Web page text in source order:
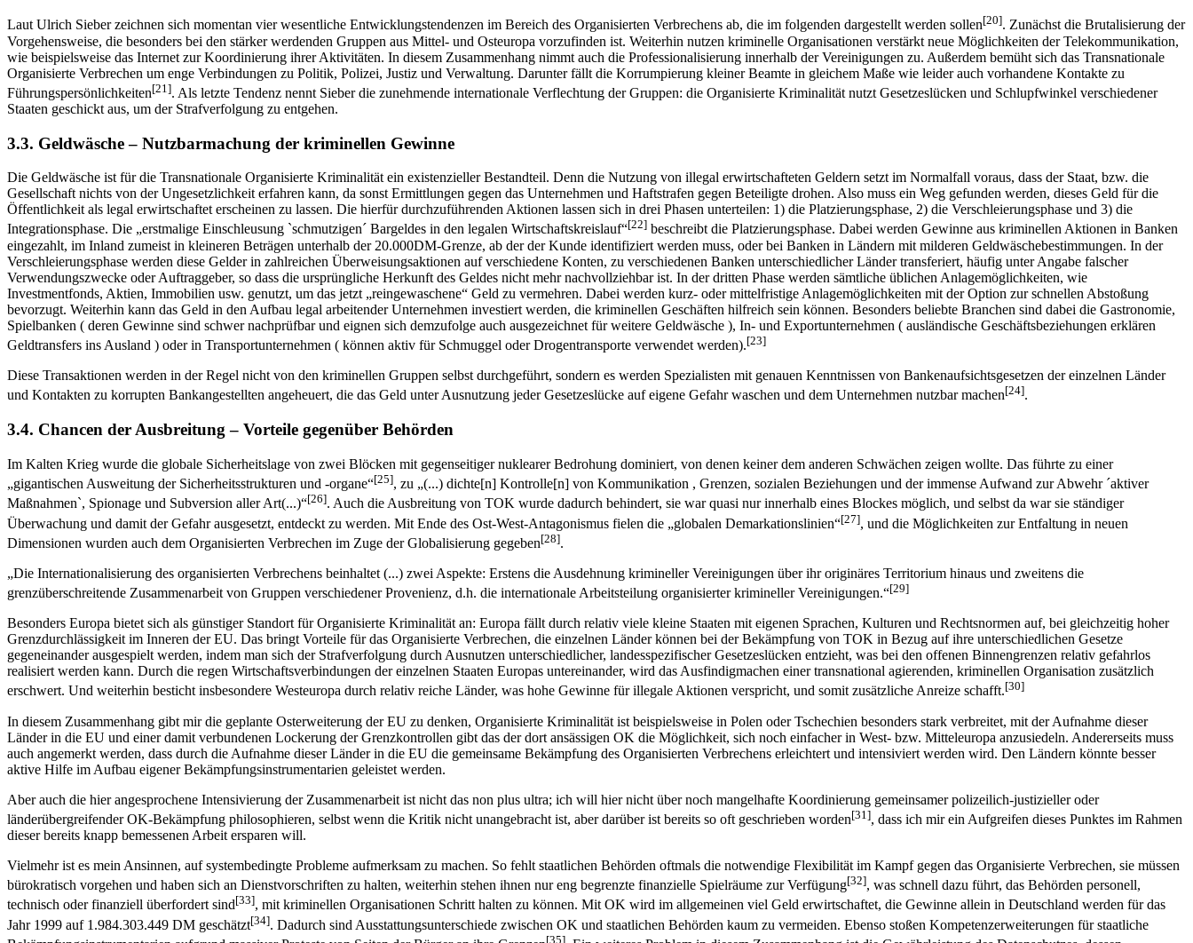
Laut Ulrich Sieber zeichnen sich momentan vier wesentliche Entwicklungstendenzen im Bereich des Organisierten Verbrechens ab, die im folgenden dargestellt werden sollen[20]. Zunächst die Brutalisierung der
Vorgehensweise, die besonders bei den stärker werdenden Gruppen aus Mittel- und Osteuropa vorzufinden ist. Weiterhin nutzen kriminelle Organisationen verstärkt neue Möglichkeiten der Telekommunikation,
wie beispielsweise das Internet zur Koordinierung ihrer Aktivitäten. In diesem Zusammenhang nimmt auch die Professionalisierung innerhalb der Vereinigungen zu. Außerdem bemüht sich das Transnationale
Organisierte Verbrechen um enge Verbindungen zu Politik, Polizei, Justiz und Verwaltung. Darunter fällt die Korrumpierung kleiner Beamte in gleichem Maße wie leider auch vorhandene Kontakte zu
Führungspersönlichkeiten[21]. Als letzte Tendenz nennt Sieber die zunehmende internationale Verflechtung der Gruppen: die Organisierte Kriminalität nutzt Gesetzeslücken und Schlupfwinkel verschiedener
Staaten geschickt aus, um der Strafverfolgung zu entgehen.
3.3. Geldwäsche – Nutzbarmachung der kriminellen Gewinne
Die Geldwäsche ist für die Transnationale Organisierte Kriminalität ein existenzieller Bestandteil. Denn die Nutzung von illegal erwirtschafteten Geldern setzt im Normalfall voraus, dass der Staat, bzw. die
Gesellschaft nichts von der Ungesetzlichkeit erfahren kann, da sonst Ermittlungen gegen das Unternehmen und Haftstrafen gegen Beteiligte drohen. Also muss ein Weg gefunden werden, dieses Geld für die
Öffentlichkeit als legal erwirtschaftet erscheinen zu lassen. Die hierfür durchzuführenden Aktionen lassen sich in drei Phasen unterteilen: 1) die Platzierungsphase, 2) die Verschleierungsphase und 3) die
Integrationsphase. Die „erstmalige Einschleusung `schmutzigen´ Bargeldes in den legalen Wirtschaftskreislauf“[22] beschreibt die Platzierungsphase. Dabei werden Gewinne aus kriminellen Aktionen in Banken
eingezahlt, im Inland zumeist in kleineren Beträgen unterhalb der 20.000DM-Grenze, ab der der Kunde identifiziert werden muss, oder bei Banken in Ländern mit milderen Geldwäschebestimmungen. In der
Verschleierungsphase werden diese Gelder in zahlreichen Überweisungsaktionen auf verschiedene Konten, zu verschiedenen Banken unterschiedlicher Länder transferiert, häufig unter Angabe falscher
Verwendungszwecke oder Auftraggeber, so dass die ursprüngliche Herkunft des Geldes nicht mehr nachvollziehbar ist. In der dritten Phase werden sämtliche üblichen Anlagemöglichkeiten, wie
Investmentfonds, Aktien, Immobilien usw. genutzt, um das jetzt „reingewaschene“ Geld zu vermehren. Dabei werden kurz- oder mittelfristige Anlagemöglichkeiten mit der Option zur schnellen Abstoßung
bevorzugt. Weiterhin kann das Geld in den Aufbau legal arbeitender Unternehmen investiert werden, die kriminellen Geschäften hilfreich sein können. Besonders beliebte Branchen sind dabei die Gastronomie,
Spielbanken ( deren Gewinne sind schwer nachprüfbar und eignen sich demzufolge auch ausgezeichnet für weitere Geldwäsche ), In- und Exportunternehmen ( ausländische Geschäftsbeziehungen erklären
Geldtransfers ins Ausland ) oder in Transportunternehmen ( können aktiv für Schmuggel oder Drogentransporte verwendet werden).[23]
Diese Transaktionen werden in der Regel nicht von den kriminellen Gruppen selbst durchgeführt, sondern es werden Spezialisten mit genauen Kenntnissen von Bankenaufsichtsgesetzen der einzelnen Länder
und Kontakten zu korrupten Bankangestellten angeheuert, die das Geld unter Ausnutzung jeder Gesetzeslücke auf eigene Gefahr waschen und dem Unternehmen nutzbar machen[24].
3.4. Chancen der Ausbreitung – Vorteile gegenüber Behörden
Im Kalten Krieg wurde die globale Sicherheitslage von zwei Blöcken mit gegenseitiger nuklearer Bedrohung dominiert, von denen keiner dem anderen Schwächen zeigen wollte. Das führte zu einer
„gigantischen Ausweitung der Sicherheitsstrukturen und -organe“[25], zu „(...) dichte[n] Kontrolle[n] von Kommunikation , Grenzen, sozialen Beziehungen und der immense Aufwand zur Abwehr ´aktiver
Maßnahmen`, Spionage und Subversion aller Art(...)“[26]. Auch die Ausbreitung von TOK wurde dadurch behindert, sie war quasi nur innerhalb eines Blockes möglich, und selbst da war sie ständiger
Überwachung und damit der Gefahr ausgesetzt, entdeckt zu werden. Mit Ende des Ost-West-Antagonismus fielen die „globalen Demarkationslinien“[27], und die Möglichkeiten zur Entfaltung in neuen
Dimensionen wurden auch dem Organisierten Verbrechen im Zuge der Globalisierung gegeben[28].
„Die Internationalisierung des organisierten Verbrechens beinhaltet (...) zwei Aspekte: Erstens die Ausdehnung krimineller Vereinigungen über ihr originäres Territorium hinaus und zweitens die
grenzüberschreitende Zusammenarbeit von Gruppen verschiedener Provenienz, d.h. die internationale Arbeitsteilung organisierter krimineller Vereinigungen.“[29]
Besonders Europa bietet sich als günstiger Standort für Organisierte Kriminalität an: Europa fällt durch relativ viele kleine Staaten mit eigenen Sprachen, Kulturen und Rechtsnormen auf, bei gleichzeitig hoher
Grenzdurchlässigkeit im Inneren der EU. Das bringt Vorteile für das Organisierte Verbrechen, die einzelnen Länder können bei der Bekämpfung von TOK in Bezug auf ihre unterschiedlichen Gesetze
gegeneinander ausgespielt werden, indem man sich der Strafverfolgung durch Ausnutzen unterschiedlicher, landesspezifischer Gesetzeslücken entzieht, was bei den offenen Binnengrenzen relativ gefahrlos
realisiert werden kann. Durch die regen Wirtschaftsverbindungen der einzelnen Staaten Europas untereinander, wird das Ausfindigmachen einer transnational agierenden, kriminellen Organisation zusätzlich
erschwert. Und weiterhin besticht insbesondere Westeuropa durch relativ reiche Länder, was hohe Gewinne für illegale Aktionen verspricht, und somit zusätzliche Anreize schafft.[30]
In diesem Zusammenhang gibt mir die geplante Osterweiterung der EU zu denken, Organisierte Kriminalität ist beispielsweise in Polen oder Tschechien besonders stark verbreitet, mit der Aufnahme dieser
Länder in die EU und einer damit verbundenen Lockerung der Grenzkontrollen gibt das der dort ansässigen OK die Möglichkeit, sich noch einfacher in West- bzw. Mitteleuropa anzusiedeln. Andererseits muss
auch angemerkt werden, dass durch die Aufnahme dieser Länder in die EU die gemeinsame Bekämpfung des Organisierten Verbrechens erleichtert und intensiviert werden wird. Den Ländern könnte besser
aktive Hilfe im Aufbau eigener Bekämpfungsinstrumentarien geleistet werden.
Aber auch die hier angesprochene Intensivierung der Zusammenarbeit ist nicht das non plus ultra; ich will hier nicht über noch mangelhafte Koordinierung gemeinsamer polizeilich-justizieller oder
länderübergreifender OK-Bekämpfung philosophieren, selbst wenn die Kritik nicht unangebracht ist, aber darüber ist bereits so oft geschrieben worden[31], dass ich mir ein Aufgreifen dieses Punktes im Rahmen
dieser bereits knapp bemessenen Arbeit ersparen will.
Vielmehr ist es mein Ansinnen, auf systembedingte Probleme aufmerksam zu machen. So fehlt staatlichen Behörden oftmals die notwendige Flexibilität im Kampf gegen das Organisierte Verbrechen, sie müssen
bürokratisch vorgehen und haben sich an Dienstvorschriften zu halten, weiterhin stehen ihnen nur eng begrenzte finanzielle Spielräume zur Verfügung[32], was schnell dazu führt, das Behörden personell,
technisch oder finanziell überfordert sind[33], mit kriminellen Organisationen Schritt halten zu können. Mit OK wird im allgemeinen viel Geld erwirtschaftet, die Gewinne allein in Deutschland werden für das
Jahr 1999 auf 1.984.303.449 DM geschätzt[34]. Dadurch sind Ausstattungsunterschiede zwischen OK und staatlichen Behörden kaum zu vermeiden. Ebenso stoßen Kompetenzerweiterungen für staatliche
[35]